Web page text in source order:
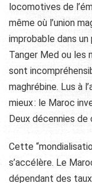
locomotives de
même où l’union
improbable dans un
Tanger Med ou les
sont
maghrébine. Lus à
mieux : le Maroc
Deux décennies de
Cette
s’accélère. Le
dépendant des